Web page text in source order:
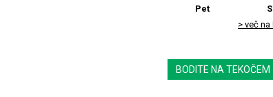
Pet
> več na
BODITE NA TEKOČEM